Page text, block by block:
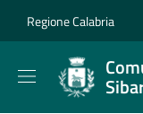
Regione Calabria